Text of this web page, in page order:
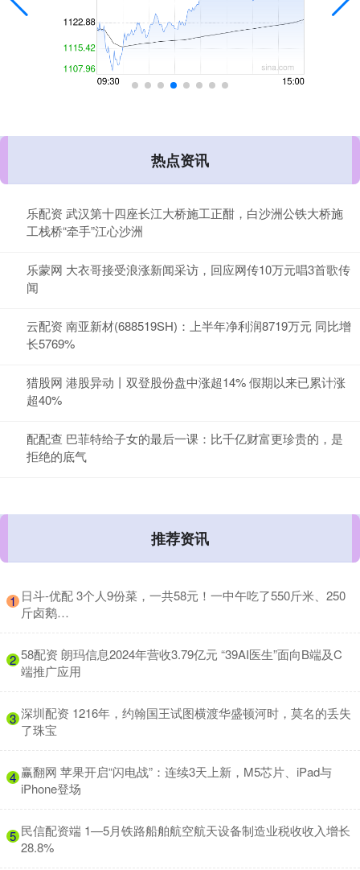
热点资讯
乐配资 武汉第十四座长江大桥施工正酣，白沙洲公铁大桥施
工栈桥“牵手”江心沙洲
乐蒙网 大衣哥接受浪涨新闻采访，回应网传10万元唱3首歌传
闻
云配资 南亚新材(688519SH)：上半年净利润8719万元 同比增
长5769%
猎股网 港股异动丨双登股份盘中涨超14% 假期以来已累计涨
超40%
配配查 巴菲特给子女的最后一课：比千亿财富更珍贵的，是
拒绝的底气
推荐资讯
1 ​日斗-优配 3个人9份菜，一共58元！一中午吃了550斤米、250
斤卤鹅…
2 ​58配资 朗玛信息2024年营收3.79亿元 “39AI医生”面向B端及C
端推广应用
3 ​深圳配资 1216年，约翰国王试图横渡华盛顿河时，莫名的丢失
了珠宝
4 ​赢翻网 苹果开启“闪电战”：连续3天上新，M5芯片、iPad与
iPhone登场
5 ​民信配资端 1—5月铁路船舶航空航天设备制造业税收收入增长
28.8%